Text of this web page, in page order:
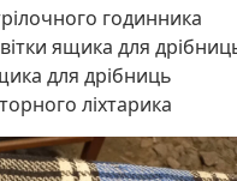
годинника
ящика для
для дрібниць
ліхтарика